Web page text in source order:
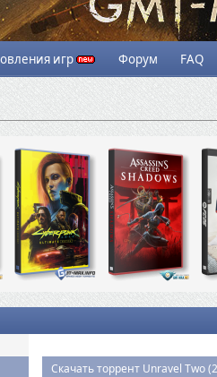
игр Форум FAQ
Скачать торрент Unravel Two